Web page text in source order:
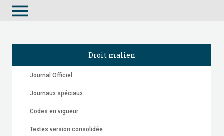
menu
Droit malien
Journal Officiel
Journaux spéciaux
Codes en vigueur
Textes version consolidée